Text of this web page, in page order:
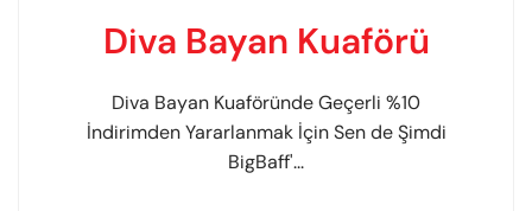
Diva Bayan Kuaförü
Diva Bayan Kuaföründe Geçerli %10
İndirimden Yararlanmak İçin Sen de Şimdi
BigBaff'...